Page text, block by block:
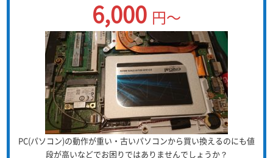
6,000 円～
PC(パソコン)の動作が重い・古いパソコンから買い換えるのにも値
段が高いなどでお困りではありませんでしょうか？